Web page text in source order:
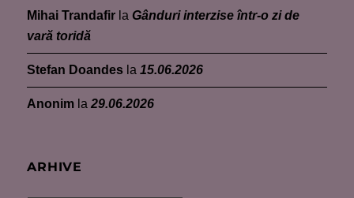
Mihai Trandafir la Gânduri interzise într-o zi de
vară toridă
Stefan Doandes la15.06.2026
Anonim la29.06.2026
ARHIVE